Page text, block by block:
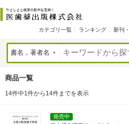
カテゴリ一覧 ランキング 新刊
商品一覧
14件中1件から14件までを表示
発売中